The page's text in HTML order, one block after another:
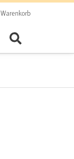
Warenkorb